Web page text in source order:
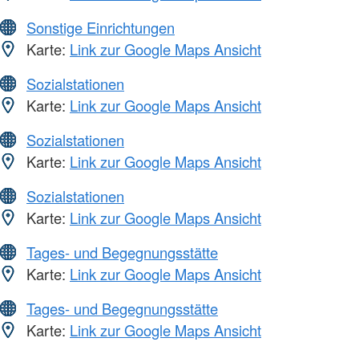
Sonstige Einrichtungen
Karte: Link zur Google Maps Ansicht
Sozialstationen
Karte: Link zur Google Maps Ansicht
Sozialstationen
Karte: Link zur Google Maps Ansicht
Sozialstationen
Karte: Link zur Google Maps Ansicht
Tages- und Begegnungsstätte
Karte: Link zur Google Maps Ansicht
Tages- und Begegnungsstätte
Karte: Link zur Google Maps Ansicht